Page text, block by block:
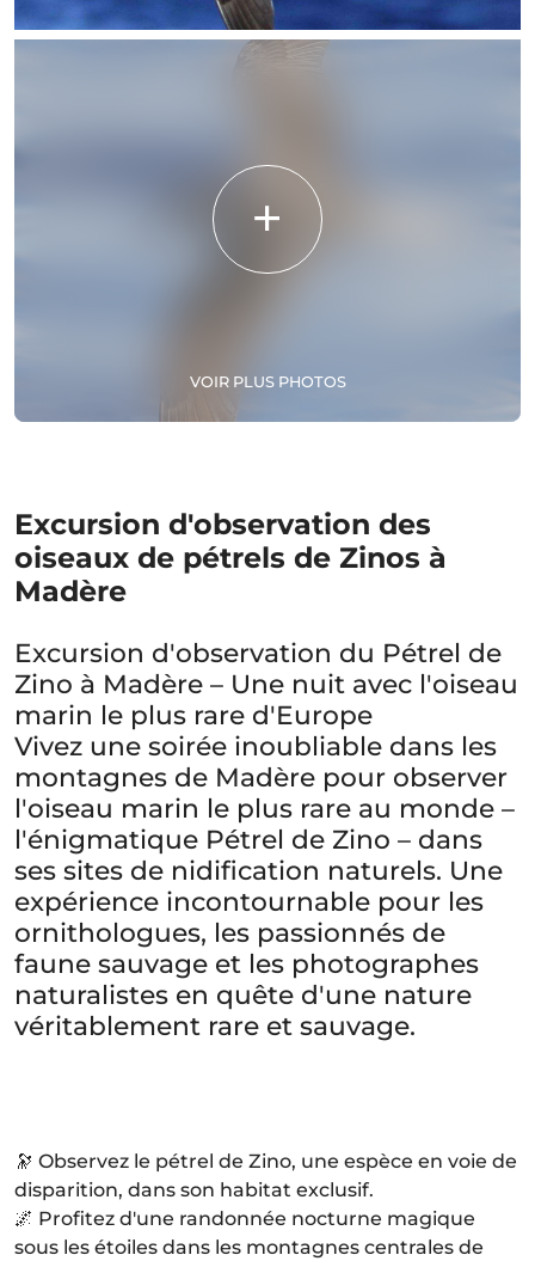
VOIR PLUS PHOTOS
Excursion d'observation des
oiseaux de pétrels de Zinos à
Madère
Excursion d'observation du Pétrel de
Zino à Madère – Une nuit avec l'oiseau
marin le plus rare d'Europe
Vivez une soirée inoubliable dans les
montagnes de Madère pour observer
l'oiseau marin le plus rare au monde –
l'énigmatique Pétrel de Zino – dans
ses sites de nidification naturels. Une
expérience incontournable pour les
ornithologues, les passionnés de
faune sauvage et les photographes
naturalistes en quête d'une nature
véritablement rare et sauvage.
🔭 Observez le pétrel de Zino, une espèce en voie de
disparition, dans son habitat exclusif.
🌌 Profitez d'une randonnée nocturne magique
sous les étoiles dans les montagnes centrales de